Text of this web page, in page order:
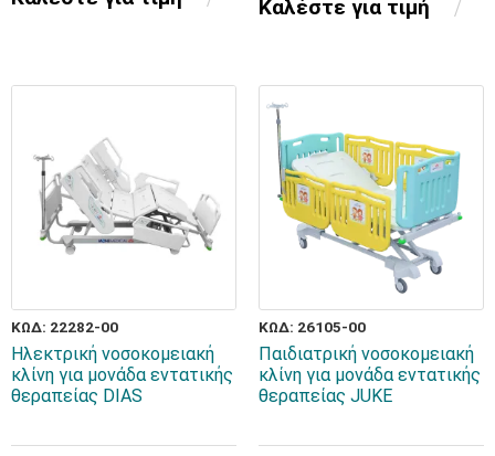
Καλέστε για τιμή
ΚΩΔ: 22282-00
Ηλεκτρική νοσοκομειακή
κλίνη για μονάδα εντατικής
θεραπείας DIAS
ΚΩΔ: 26105-00
Παιδιατρική νοσοκομειακή
κλίνη για μονάδα εντατικής
θεραπείας JUKE